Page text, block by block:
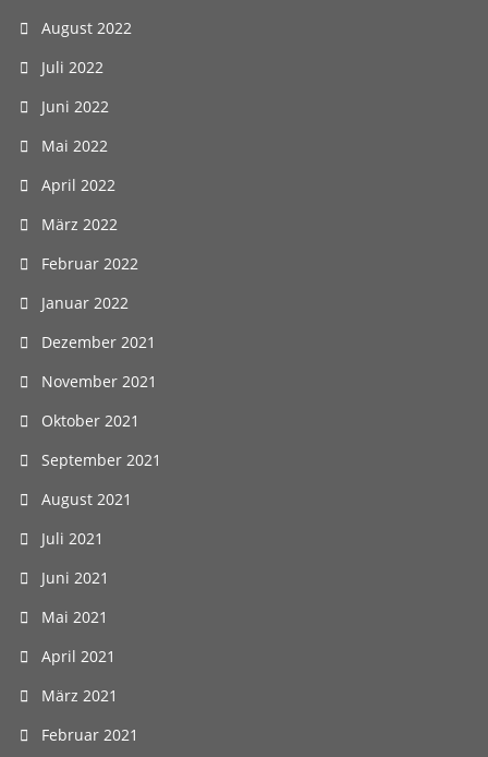
August 2022
Juli 2022
Juni 2022
Mai 2022
April 2022
März 2022
Februar 2022
Januar 2022
Dezember 2021
November 2021
Oktober 2021
September 2021
August 2021
Juli 2021
Juni 2021
Mai 2021
April 2021
März 2021
Februar 2021